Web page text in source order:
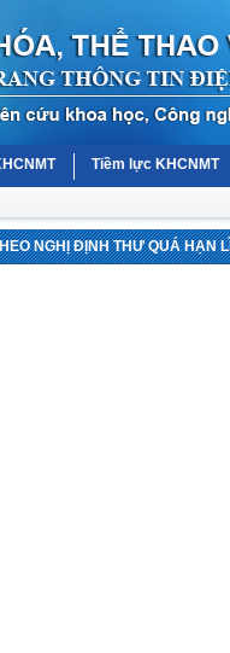
Tiềm lực KHCNMT
NGHỊ ĐỊNH THƯ QUÁ HẠN